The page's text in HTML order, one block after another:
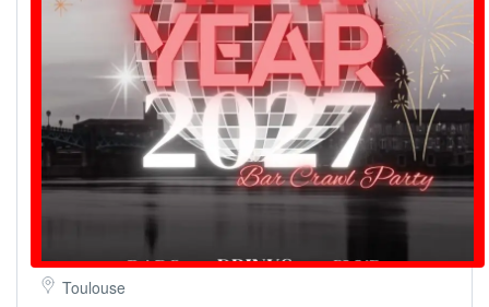
Toulouse